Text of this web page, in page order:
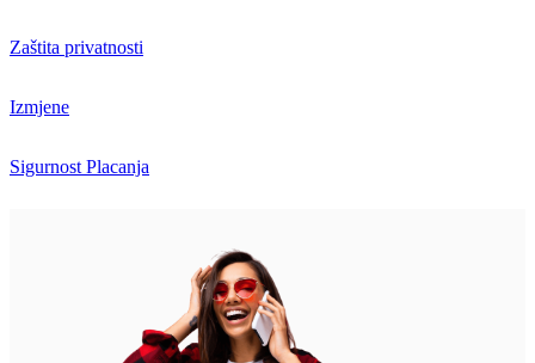
Zaštita privatnosti
Izmjene
Sigurnost Placanja